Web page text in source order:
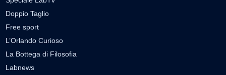
Doppio Taglio
Free sport
L’Orlando Curioso
La Bottega di Filosofia
Labnews